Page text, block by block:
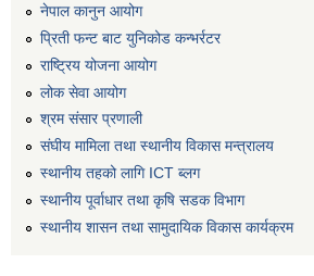
नेपाल कानुन आयोग
प्रिती फन्ट बाट युनिकोड कन्भर्रटर
राष्ट्रिय योजना आयोग
लोक सेवा आयोग
श्रम संसार प्रणाली
संघीय मामिला तथा स्थानीय विकास मन्त्रालय
स्थानीय तहको लागि ICT ब्लग
स्थानीय पूर्वाधार तथा कृषि सडक विभाग
स्थानीय शासन तथा सामुदायिक विकास कार्यक्रम